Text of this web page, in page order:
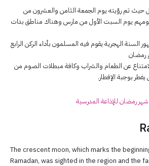
حيث تم رؤيته يوم الجمعة الثامن والعشرون من
يوم السبت الأول من مارس وهناك مناطق بدات
السنة الهجرية يقوم فيه المسلمون بأداء الركن الرابع
رمضان
عن الطعام والشراب وكافة مبطلات الصوم من
بوجبة الإفطار.
رمضان للإذاعة المدرسية
The crescent moon, which marks the
Ramadan, was sighted in the region and the